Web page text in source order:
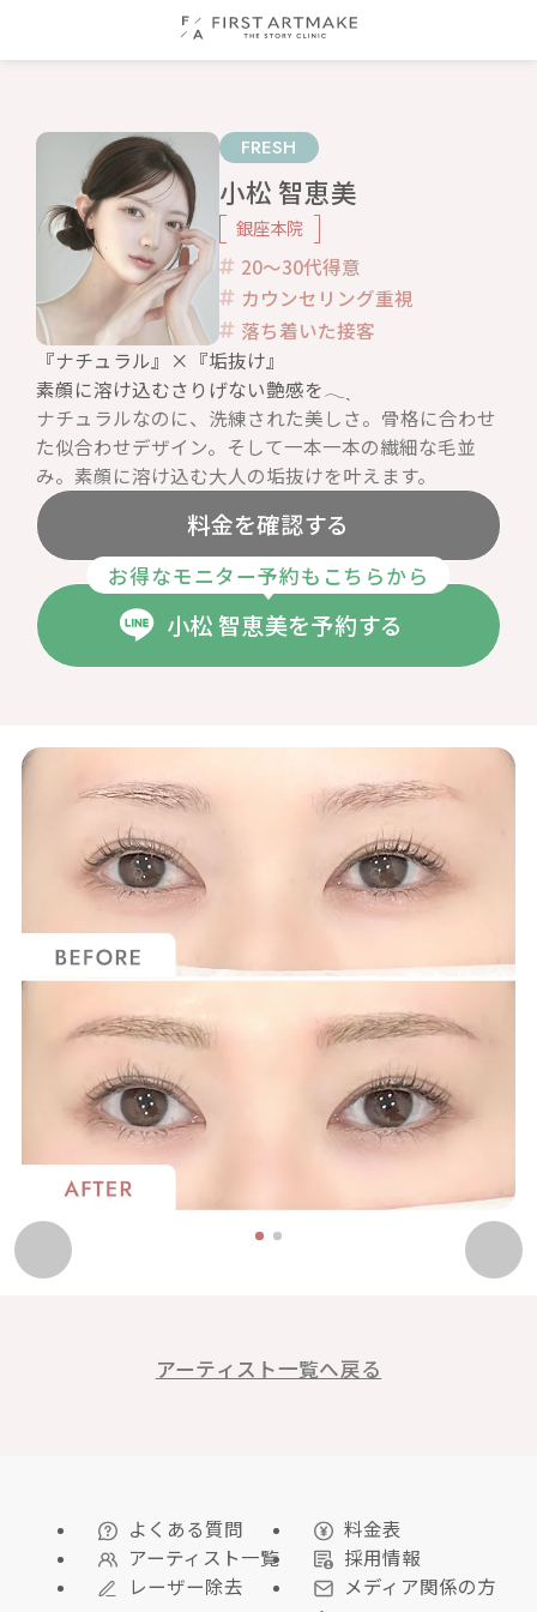
FRESH
小松 智恵美
銀座本院
20〜30代得意
カウンセリング重視
落ち着いた接客
『ナチュラル』×『垢抜け』
素顔に溶け込むさりげない艶感を𓂃ˎ
ナチュラルなのに、洗練された美しさ。骨格に合わせ
た似合わせデザイン。そして一本一本の繊細な毛並
み。素顔に溶け込む大人の垢抜けを叶えます。
料金を確認する
お得なモニター予約もこちらから
小松 智恵美を予約する
1 2
アーティスト一覧へ戻る
よくある質問
料金表
アーティスト一覧
採用情報
レーザー除去
メディア関係の方